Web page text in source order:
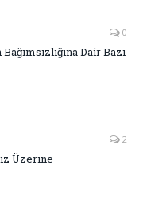
0
Dair Bazı
2
Üzerine